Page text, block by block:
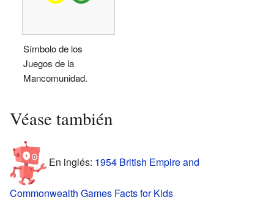
Símbolo de los
Juegos de la
Mancomunidad.
Véase también
En inglés: 1954 British Empire and
Commonwealth Games Facts for Kids